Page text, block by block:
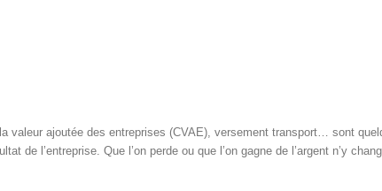
valeur ajoutée des entreprises (CVAE), versement transport… sont
de l’entreprise. Que l’on perde ou que l’on gagne de l’argent n’y